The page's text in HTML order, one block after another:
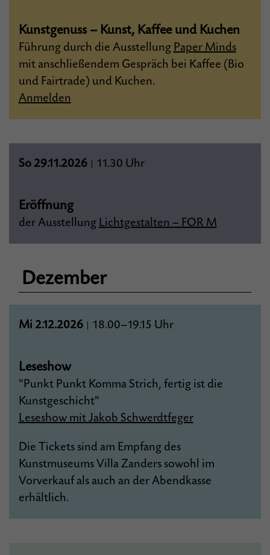
Kunstgenuss – Kunst, Kaffee und Kuchen
Führung durch die Ausstellung Paper Minds
mit anschließendem Gespräch bei Kaffee (Bio
und Fairtrade) und Kuchen.
Anmelden
So 29.11.2026 11.30 Uhr
Eröffnung
der Ausstellung Lichtgestalten – FOR M
Dezember
Mi 2.12.2026 18.00–19.15 Uhr
Leseshow
"Punkt Punkt Komma Strich, fertig ist die
Kunstgeschicht"
Leseshow mit Jakob Schwerdtfeger
Die Tickets sind am Empfang des
Kunstmuseums Villa Zanders sowohl im
Vorverkauf als auch an der Abendkasse
erhältlich.